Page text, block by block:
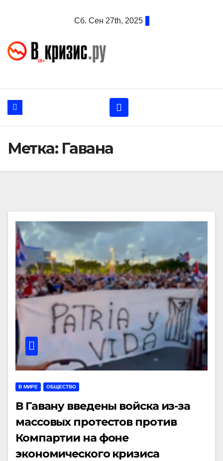
Сб. Сен 27th, 2025
Метка: Гавана
В МИРЕ ОБЩЕСТВО
В Гавану введены войска из-за
массовых протестов против
Компартии на фоне
экономического кризиса